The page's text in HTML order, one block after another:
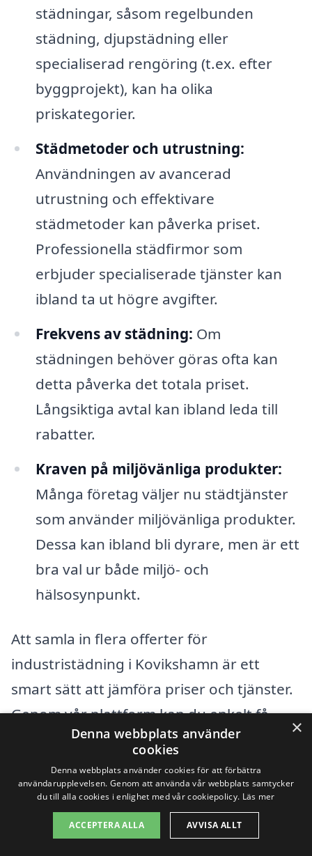
städningar, såsom regelbunden
städning, djupstädning eller
specialiserad rengöring (t.ex. efter
byggprojekt), kan ha olika
priskategorier.
Städmetoder och utrustning:
Användningen av avancerad
utrustning och effektivare
städmetoder kan påverka priset.
Professionella städfirmor som
erbjuder specialiserade tjänster kan
ibland ta ut högre avgifter.
Frekvens av städning: Om
städningen behöver göras ofta kan
detta påverka det totala priset.
Långsiktiga avtal kan ibland leda till
rabatter.
Kraven på miljövänliga produkter:
Många företag väljer nu städtjänster
som använder miljövänliga produkter.
Dessa kan ibland bli dyrare, men är ett
bra val ur både miljö- och
hälsosynpunkt.
Att samla in flera offerter för
industristädning i Kovikshamn är ett
smart sätt att jämföra priser och tjänster.
Genom vår plattform kan du enkelt få
tillgång till flera städföretag som erbjuder
sina tjänster i området. Att jämföra olika
faktorer, som erfarenhet, referenser och
priser, kan hjälpa dig att välja den mest
lämpliga leverantören för dina specifika
×
Denna webbplats använder
cookies
Denna webbplats använder cookies för att förbättra
användarupplevelsen. Genom att använda vår webbplats samtycker
du till alla cookies i enlighet med vår cookiepolicy. Läs mer
ACCEPTERA ALLA AVVISA ALLT